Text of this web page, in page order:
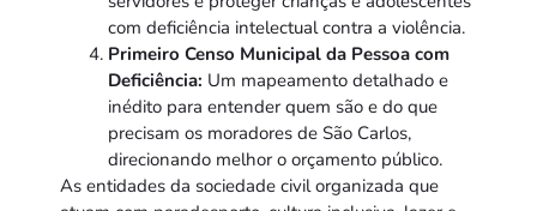
com deficiência intelectual contra a violência.
Primeiro Censo Municipal da Pessoa com
Deficiência: Um mapeamento detalhado e
inédito para entender quem são e do que
precisam os moradores de São Carlos,
direcionando melhor o orçamento público.
As entidades da sociedade civil organizada que